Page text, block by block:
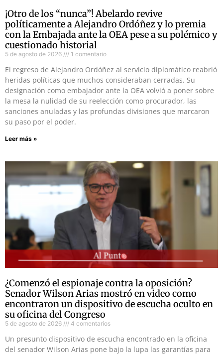
¡Otro de los “nunca”! Abelardo revive
políticamente a Alejandro Ordóñez y lo premia
con la Embajada ante la OEA pese a su polémico y
cuestionado historial
5 de agosto de 2026 1 comentario
El regreso de Alejandro Ordóñez al servicio diplomático reabrió
heridas políticas que muchos consideraban cerradas. Su
designación como embajador ante la OEA volvió a poner sobre
la mesa la nulidad de su reelección como procurador, las
sanciones anuladas y las profundas divisiones que marcaron
su paso por el poder.
Leer más »
¿Comenzó el espionaje contra la oposición?
Senador Wilson Arias mostró en video como
encontraron un dispositivo de escucha oculto en
su oficina del Congreso
5 de agosto de 2026 4 comentarios
Un presunto dispositivo de escucha encontrado en la oficina
del senador Wilson Arias pone bajo la lupa las garantías para